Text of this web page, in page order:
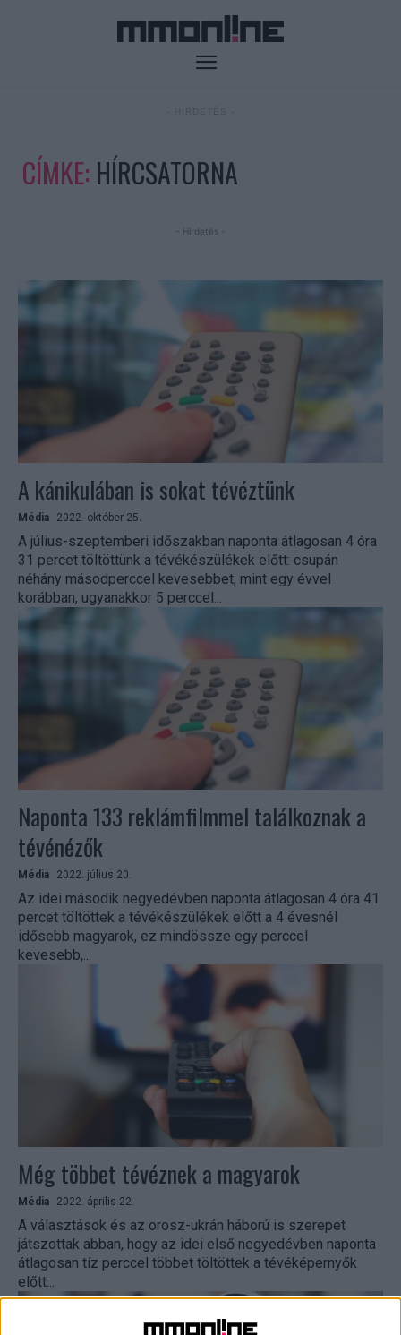
CÍMKE: HÍRCSATORNA
- Hirdetés -
A kánikulában is sokat tévéztünk
Média 2022. október 25.
A július-szeptemberi időszakban naponta átlagosan 4 óra
31 percet töltöttünk a tévékészülékek előtt: csupán
néhány másodperccel kevesebbet, mint egy évvel
korábban, ugyanakkor 5 perccel...
Naponta 133 reklámfilmmel találkoznak a
tévénézők
Média 2022. július 20.
Az idei második negyedévben naponta átlagosan 4 óra 41
percet töltöttek a tévékészülékek előtt a 4 évesnél
idősebb magyarok, ez mindössze egy perccel
kevesebb,...
Még többet tévéznek a magyarok
Média 2022. április 22.
A választások és az orosz-ukrán háború is szerepet
játszottak abban, hogy az idei első negyedévben naponta
átlagosan tíz perccel többet töltöttek a tévéképernyők
előtt...